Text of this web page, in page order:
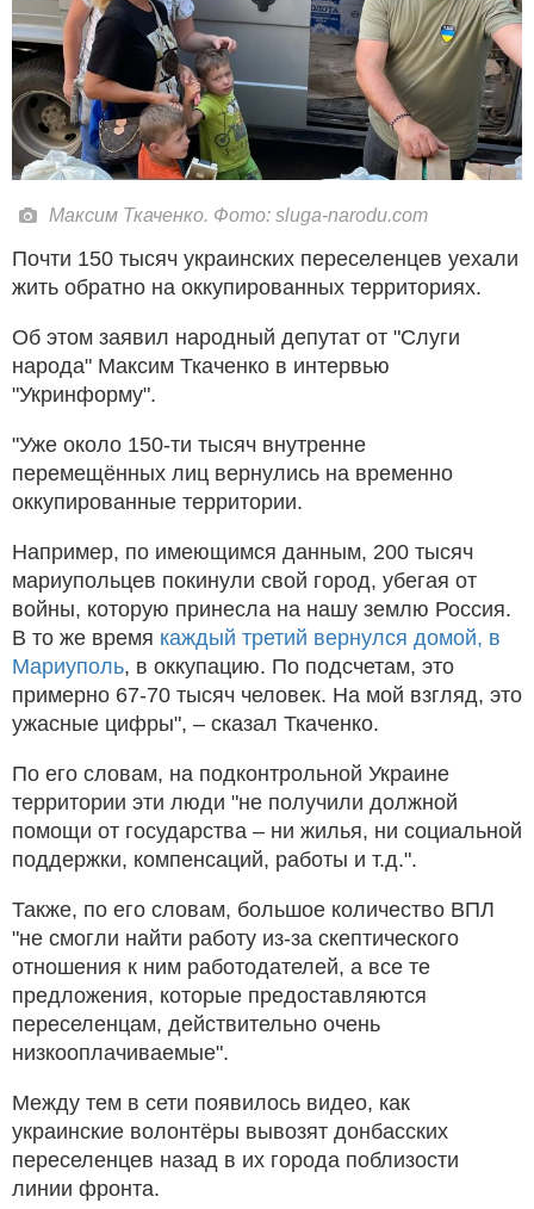
Максим Ткаченко. Фото: sluga-narodu.com
Почти 150 тысяч украинских переселенцев уехали
жить обратно на оккупированных территориях.
Об этом заявил народный депутат от "Слуги
народа" Максим Ткаченко в интервью
"Укринформу".
"Уже около 150-ти тысяч внутренне
перемещённых лиц вернулись на временно
оккупированные территории.
Например, по имеющимся данным, 200 тысяч
мариупольцев покинули свой город, убегая от
войны, которую принесла на нашу землю Россия.
В то же время каждый третий вернулся домой, в
Мариуполь, в оккупацию. По подсчетам, это
примерно 67-70 тысяч человек. На мой взгляд, это
ужасные цифры", – сказал Ткаченко.
По его словам, на подконтрольной Украине
территории эти люди "не получили должной
помощи от государства – ни жилья, ни социальной
поддержки, компенсаций, работы и т.д.".
Также, по его словам, большое количество ВПЛ
"не смогли найти работу из-за скептического
отношения к ним работодателей, а все те
предложения, которые предоставляются
переселенцам, действительно очень
низкооплачиваемые".
Между тем в сети появилось видео, как
украинские волонтёры вывозят донбасских
переселенцев назад в их города поблизости
линии фронта.